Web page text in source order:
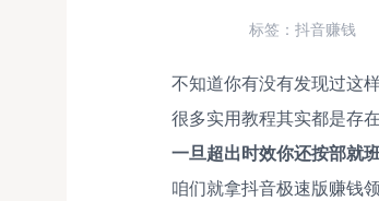
标签：抖音赚钱
不知道你有没有发现过这
很多实用教程其实都是存在
一旦超出时效你还按部就
咱们就拿抖音极速版赚钱